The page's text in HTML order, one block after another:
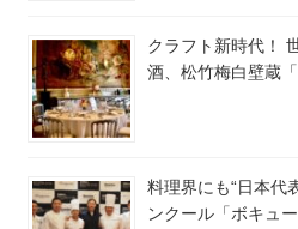
クラフト新時代！
酒、松竹梅白壁蔵「
料理界にも“日本代
ンクール「ボキュ